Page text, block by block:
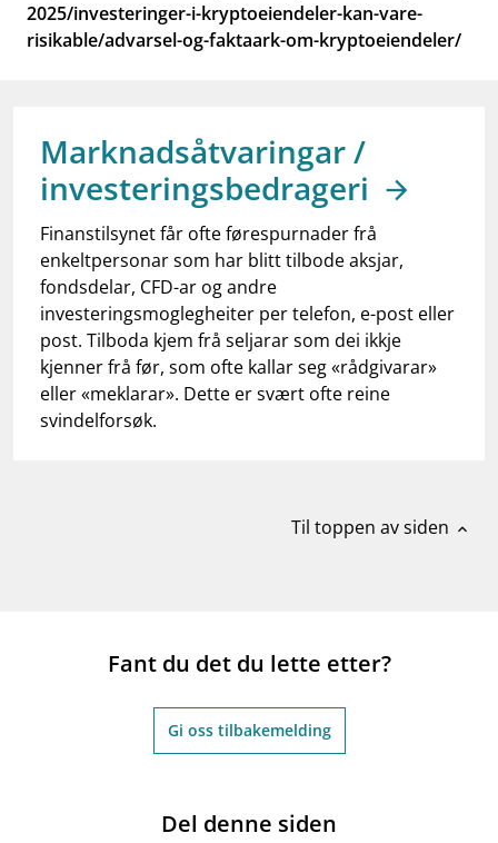
2025/investeringer-i-kryptoeiendeler-kan-vare-
risikable/advarsel-og-faktaark-om-kryptoeiendeler/
Marknadsåtvaringar /
investeringsbedrageri
Finanstilsynet får ofte førespurnader frå
enkeltpersonar som har blitt tilbode aksjar,
fondsdelar, CFD-ar og andre
investeringsmoglegheiter per telefon, e-post eller
post. Tilboda kjem frå seljarar som dei ikkje
kjenner frå før, som ofte kallar seg «rådgivarar»
eller «meklarar». Dette er svært ofte reine
svindelforsøk.
Til toppen av siden expand_less
Fant du det du lette etter?
Gi oss tilbakemelding
Del denne siden